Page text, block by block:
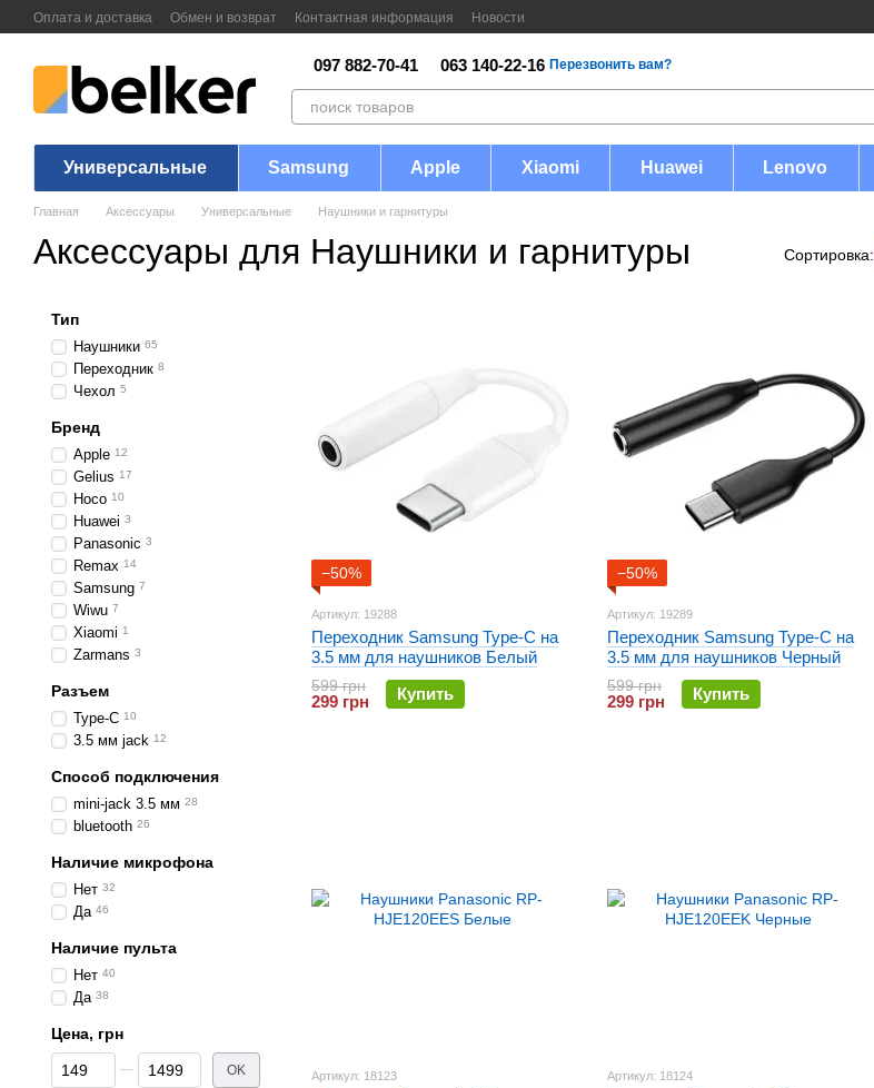
Перейти к основному контенту
Оплата и доставка Обмен и возврат Контактная информация Новости
097 882-70-41 063 140-22-16 Перезвонить вам?
Универсальные Samsung Apple Xiaomi Huawei Lenovo
Главная Аксессуары Универсальные Наушники и гарнитуры
Аксессуары для Наушники и гарнитуры Сортировка:
−50%
Артикул: 19288
Переходник Samsung Type-C на
3.5 мм для наушников Белый
599 грн
299 грн Купить
−50%
Артикул: 19289
Переходник Samsung Type-C на
3.5 мм для наушников Черный
599 грн
299 грн Купить
Артикул: 18123 Артикул: 18124
Тип
Наушники 65
Переходник 8
Чехол 5
Бренд
Apple 12
Gelius 17
Hoco 10
Huawei 3
Panasonic 3
Remax 14
Samsung 7
Wiwu 7
Xiaomi 1
Zarmans 3
Разъем
Type-C 10
3.5 мм jack 12
Способ подключения
mini-jack 3.5 мм 28
bluetooth 26
Наличие микрофона
Нет 32
Да 46
Наличие пульта
Нет 40
Да 38
Цена, грн
От Цена, грн
До Цена, грн OK